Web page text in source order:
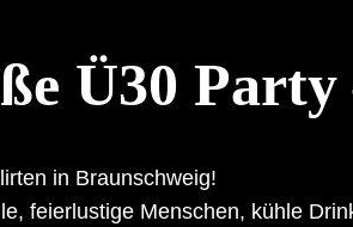
Ü30
in Braunschweig!
feierlustige Menschen, kühle